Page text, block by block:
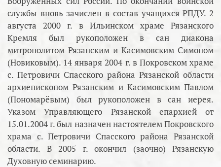
службы вновь зачислен в состав учащихся РПДУ. 2
августа 2000 г. в Ильинском храме Рязанского
Кремля был рукоположен в сан диакона
митрополитом Рязанским и Касимовским Симоном
(Новиковым). 14 января 2004 г. в Покровском храме
с. Петровичи Спасского района Рязанской области
архиепископом Рязанским и Касимовским Павлом
(Пономарёвым) был рукоположен в сан иерея.
Указом Управляющего Рязанской епархией от
15.01.2004 г. был назначен настоятелем Покровского
храма с. Петровичи Спасского района Рязанской
области. В 2005 г. окончил (заочно) Рязанскую
Духовную семинарию.